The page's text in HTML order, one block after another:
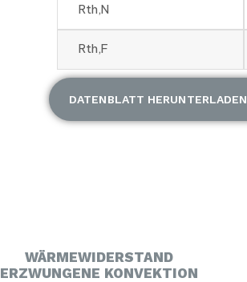
Rth,N
Rth,F
DATENBLATT HERUNTERLADEN
WÄRMEWIDERSTAND
ERZWUNGENE KONVEKTION